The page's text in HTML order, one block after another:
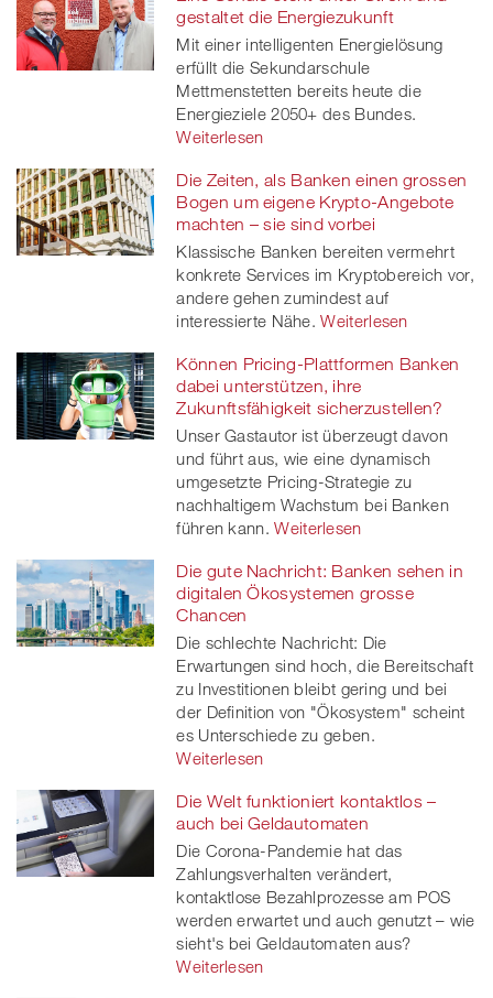
gestaltet die Energiezukunft
Mit einer intelligenten Energielösung
erfüllt die Sekundarschule
Mettmenstetten bereits heute die
Energieziele 2050+ des Bundes.
Weiterlesen
Die Zeiten, als Banken einen grossen
Bogen um eigene Krypto-Angebote
machten – sie sind vorbei
Klassische Banken bereiten vermehrt
konkrete Services im Kryptobereich vor,
andere gehen zumindest auf
interessierte Nähe. Weiterlesen
Können Pricing-Plattformen Banken
dabei unterstützen, ihre
Zukunftsfähigkeit sicherzustellen?
Unser Gastautor ist überzeugt davon
und führt aus, wie eine dynamisch
umgesetzte Pricing-Strategie zu
nachhaltigem Wachstum bei Banken
führen kann. Weiterlesen
Die gute Nachricht: Banken sehen in
digitalen Ökosystemen grosse
Chancen
Die schlechte Nachricht: Die
Erwartungen sind hoch, die Bereitschaft
zu Investitionen bleibt gering und bei
der Definition von "Ökosystem" scheint
es Unterschiede zu geben.
Weiterlesen
Die Welt funktioniert kontaktlos –
auch bei Geldautomaten
Die Corona-Pandemie hat das
Zahlungsverhalten verändert,
kontaktlose Bezahlprozesse am POS
werden erwartet und auch genutzt – wie
sieht's bei Geldautomaten aus?
Weiterlesen